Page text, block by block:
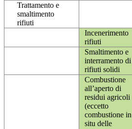
Trattamento e
smaltimento
rifiuti
Incenerimento
rifiuti
Smaltimento e
interramento di
rifiuti solidi
Combustione
all’aperto di
residui agricoli
(eccetto
combustione in
situ delle